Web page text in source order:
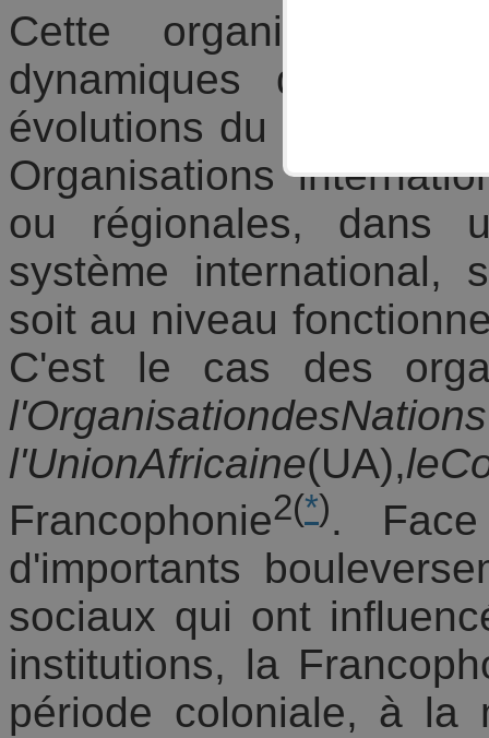
Cette organisation
dynamiques qui
évolutions du système
Organisations
ou régionales, dans
système international,
soit au niveau
C'est le cas des
l'UnionAfricaine(UA),
Francophonie2(*).
d'importants
sociaux qui ont
institutions, la
période coloniale, à la